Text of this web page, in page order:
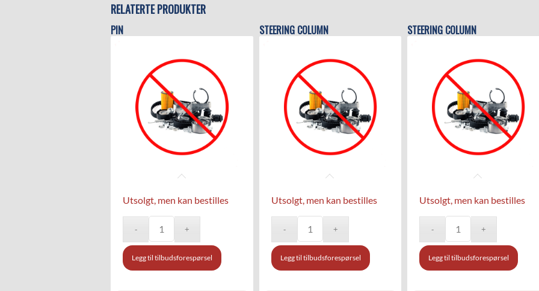
RELATERTE PRODUKTER
PIN
Utsolgt, men kan bestilles
Legg til tilbudsforespørsel
STEERING COLUMN
Utsolgt, men kan bestilles
Legg til tilbudsforespørsel
STEERING COLUMN
Utsolgt, men kan bestilles
Legg til tilbudsforespørsel